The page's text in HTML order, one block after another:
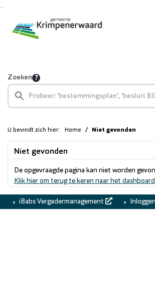
Zoeken
U bevindt zich hier: Home Niet gevonden
Niet gevonden
De opgevraagde pagina kan niet worden
Klik hier om terug te keren naar het
iBabs Vergadermanagement Inloggen